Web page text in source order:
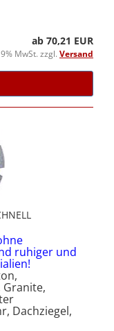
ab 70,21 EUR
MwSt. zzgl. Versand
ruhiger und
Dachziegel,